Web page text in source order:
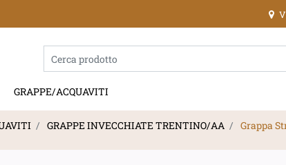
GRAPPE/ACQUAVITI
La modifica di un filtro aggiorna automaticamente gli
GRAPPE INVECCHIATE TRENTINO/AA Grappa